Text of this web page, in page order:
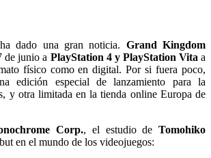
dado una gran noticia. Grand Kingdom
de junio a PlayStation 4 y PlayStation Vita a
físico como en digital. Por si fuera poco,
edición especial de lanzamiento para la
y otra limitada en la tienda online Europa de
Corp., el estudio de Tomohiko
en el mundo de los videojuegos: